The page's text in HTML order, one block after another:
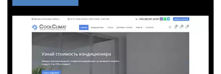
- Обучение работе с панелью администратора
Хочу такой Перейти на сайт